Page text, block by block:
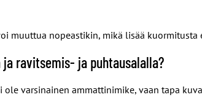
muuttua nopeastikin, mikä lisää
ravitsemis- ja puhtausalalla?
ole varsinainen ammattinimike, vaan tapa